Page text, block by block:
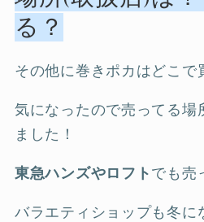
る？
その他に巻きポカはどこで
気になったので売ってる場
ました！
東急ハンズやロフトでも売
バラエティショップも冬に